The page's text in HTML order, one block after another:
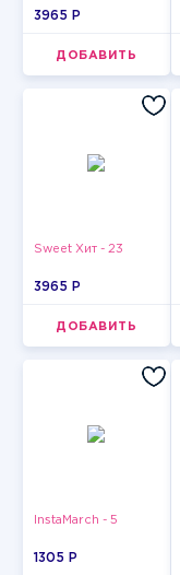
3965 P
ДОБАВИТЬ
Sweet Хит - 23
3965 P
ДОБАВИТЬ
InstaMarch - 5
1305 P